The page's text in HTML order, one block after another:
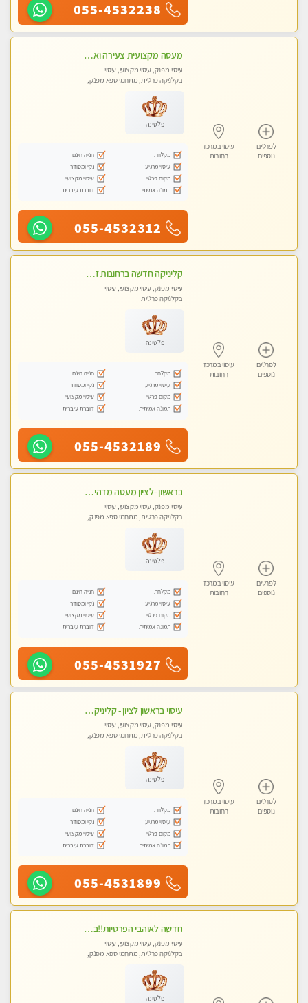
055-4532238
לפרטים
נוספים
עיסוי במרכז
רחובות
מעסה מקצועית צעירה ואיכותית פרטי!!! מ 10:00 בבוקר עד 18:00 בערב.
עיסוי מפנק, עיסוי מקצועי, עיסוי
בקלניקה פרטית, מתחמי ספא מפנק,
פלטינה
מקלחת
חניה חינם
עיסוי מרגיע
נקי ומסודר
מקום פרטי
עיסוי מקצועי
תמונה אמיתית
דוברת עיברית
055-4532312
לפרטים
נוספים
עיסוי במרכז
רחובות
קליניקה חדשה ברחובות זמן לנפש, זמן לגוף, זמן לנשמה.. בוא להתפנק בעיסוי מושלם..
עיסוי מפנק, עיסוי מקצועי, עיסוי
בקלניקה פרטית
פלטינה
מקלחת
חניה חינם
עיסוי מרגיע
נקי ומסודר
מקום פרטי
עיסוי מקצועי
תמונה אמיתית
דוברת עיברית
055-4532189
לפרטים
נוספים
עיסוי במרכז
רחובות
בראשון -לציון מעסה מדהימה ביותר בתל אביב ומומלץ לחלוטין! פרטי! ​​​​​​ Highly recommended
עיסוי מפנק, עיסוי מקצועי, עיסוי
בקלניקה פרטית, מתחמי ספא מפנק,
פלטינה
מקלחת
חניה חינם
עיסוי מרגיע
נקי ומסודר
מקום פרטי
עיסוי מקצועי
תמונה אמיתית
דוברת עיברית
055-4531927
לפרטים
נוספים
עיסוי במרכז
רחובות
עיסוי בראשון לציון - קליניקה פרטית עיסוי קסום איכותי ומרגיע מידי זהב עיסוי שבדי קלאסי ורפלקסולוגיה שרות מקצועי טל- 052-4818650
עיסוי מפנק, עיסוי מקצועי, עיסוי
בקלניקה פרטית, מתחמי ספא מפנק,
פלטינה
מקלחת
חניה חינם
עיסוי מרגיע
נקי ומסודר
מקום פרטי
עיסוי מקצועי
תמונה אמיתית
דוברת עיברית
055-4531899
חדשה לאוהבי הפרטיות!!בראשון לציון! מעסה vip מפנקת בקליניקה פרטית לחלוטין!!! לבד! לרציניים בלבד! מומלץ!
עיסוי מפנק, עיסוי מקצועי, עיסוי
בקלניקה פרטית, מתחמי ספא מפנק,
פלטינה